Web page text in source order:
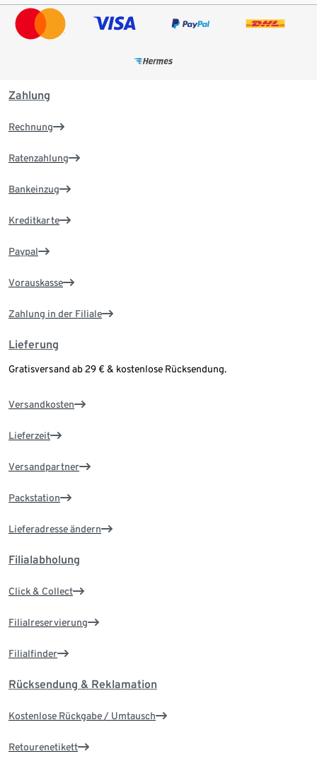
Zahlung
Rechnung
Ratenzahlung
Bankeinzug
Kreditkarte
Paypal
Vorauskasse
Zahlung in der Filiale
Lieferung
Gratisversand ab 29 € & kostenlose Rücksendung.
Versandkosten
Lieferzeit
Versandpartner
Packstation
Lieferadresse ändern
Filialabholung
Click & Collect
Filialreservierung
Filialfinder
Rücksendung & Reklamation
Kostenlose Rückgabe / Umtausch
Retourenetikett